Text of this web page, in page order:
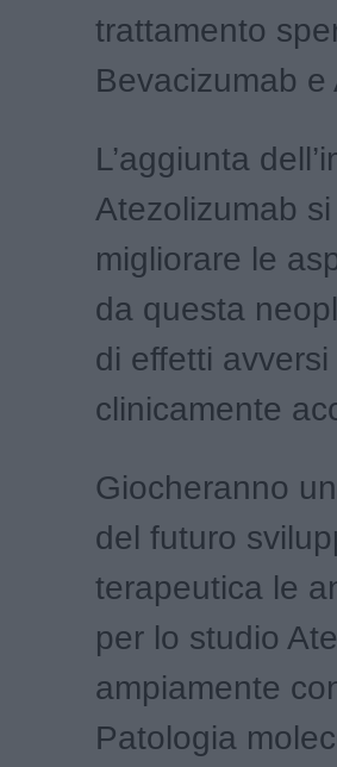
trattamento
Bevacizumab
L’aggiunta
Atezolizumab
migliorare le
da questa
di effetti
clinicamente
Giocheranno
del futuro
terapeutica le
per lo studio
ampiamente
Patologia